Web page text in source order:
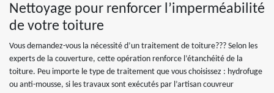
Nettoyage pour renforcer l’imperméabilité
de votre toiture
Vous demandez-vous la nécessité d’un traitement de toiture??? Selon les
experts de la couverture, cette opération renforce l’étanchéité de la
toiture. Peu importe le type de traitement que vous choisissez : hydrofuge
ou anti-mousse, si les travaux sont exécutés par l’artisan couvreur